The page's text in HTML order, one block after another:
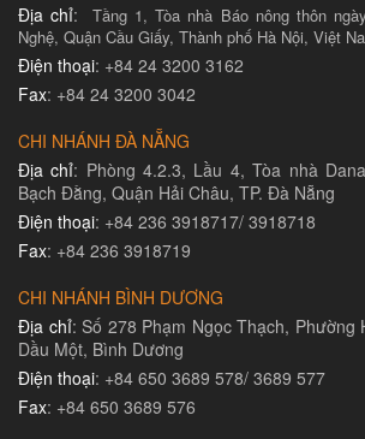
Địa chỉ:
Tầng 1, Tòa nhà Báo nông thôn
Nghệ, Quận Cầu Giấy, Thành phố Hà Nội, Việt
Điện thoại: +84 24 3200 3162
Fax: +84 24 3200 3042
CHI NHÁNH ĐÀ NẴNG
Địa chỉ: Phòng 4.2.3, Lầu 4, Tòa nhà
Bạch Đằng, Quận Hải Châu, TP. Đà Nẵng
Điện thoại: +84 236 3918717/ 3918718
Fax: +84 236 3918719
CHI NHÁNH BÌNH DƯƠNG
Địa chỉ: Số 278 Phạm Ngọc Thạch, Phường
Dầu Một, Bình Dương
Điện thoại: +84 650 3689 578/ 3689 577
Fax: +84 650 3689 576